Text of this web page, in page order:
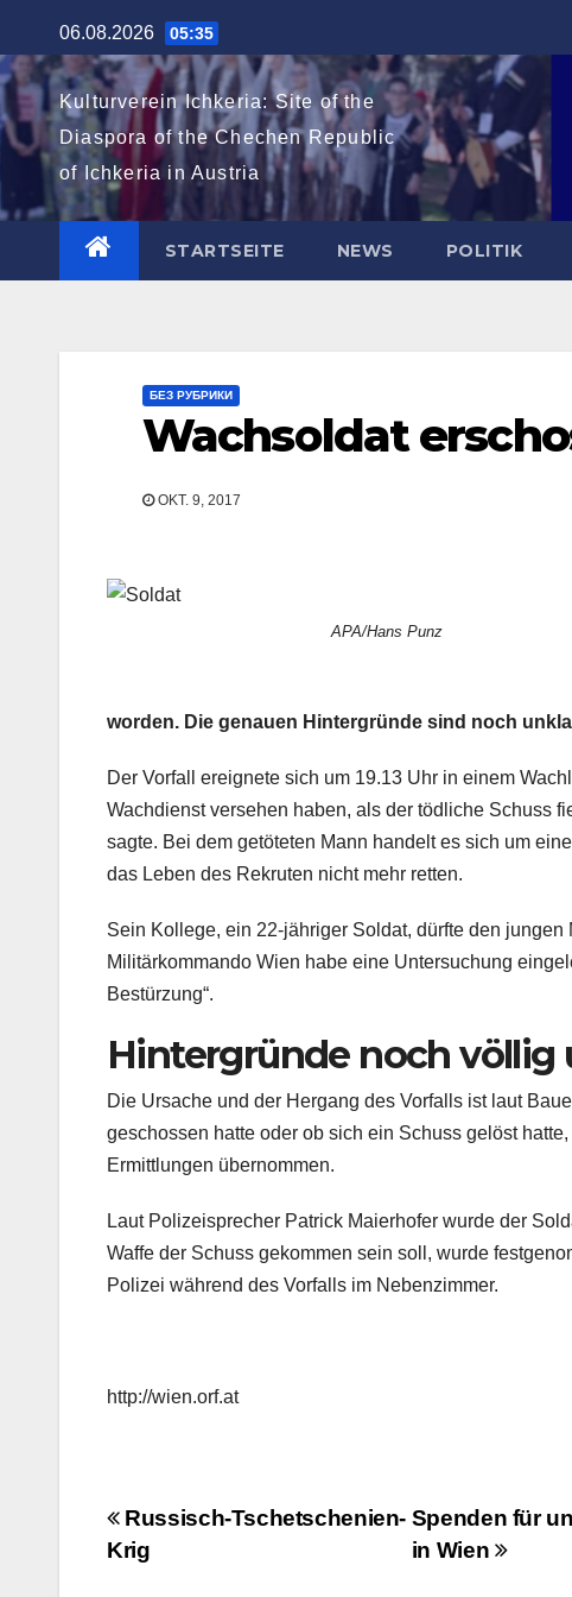
Inhalt
springen
06.08.2026 05:35
Kulturverein Ichkeria: Site of the
Diaspora of the Chechen Republic
of Ichkeria in Austria
STARTSEITE NEWS POLITIK
БЕЗ РУБРИКИ
Wachsoldat
OKT. 9, 2017
APA/Hans Punz
worden. Die genauen Hintergründe sind noch
Der Vorfall ereignete sich um 19.13 Uhr in einem
Wachdienst versehen haben, als der tödliche Schuss
sagte. Bei dem getöteten Mann handelt es sich um
das Leben des Rekruten nicht mehr retten.
Sein Kollege, ein 22-jähriger Soldat, dürfte den
Militärkommando Wien habe eine Untersuchung
Bestürzung“.
Hintergründe noch völlig
Die Ursache und der Hergang des Vorfalls ist laut
geschossen hatte oder ob sich ein Schuss gelöst
Ermittlungen übernommen.
Laut Polizeisprecher Patrick Maierhofer wurde der
Waffe der Schuss gekommen sein soll, wurde
Polizei während des Vorfalls im Nebenzimmer.
http://wien.orf.at
BeitragsnavigationSpenden für
in Wien
Russisch-Tschetschenien-
Krig